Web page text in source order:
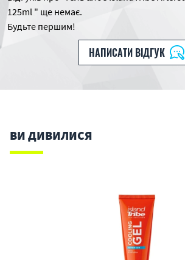
125ml " ще немає.
Будьте першим!
НАПИСАТИ ВІДГУК
ВИ ДИВИЛИСЯ